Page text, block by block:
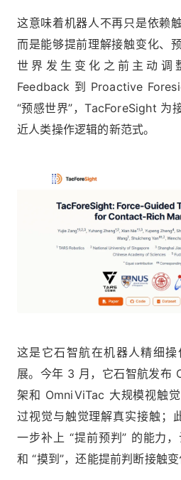
这意味着机器人不再只是依赖
而是能够提前理解接触变化、
世界发生变化之前主动调
Feedback 到 Proactive
“预感世界”，TacForeSight 为
近人类操作逻辑的新范式。
这是它石智航在机器人精细
展。今年 3 月，它石智航发布
架和 OmniViTac 大规模视触
过视觉与触觉理解真实接触；
一步补上 “提前预判” 的能力
和 “摸到”，还能提前判断接触变